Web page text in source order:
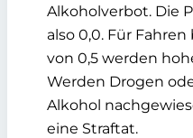
Alkoholverbot. Die
also 0,0. Für
von 0,5 werden
Werden Drogen
Alkohol
eine Straftat.